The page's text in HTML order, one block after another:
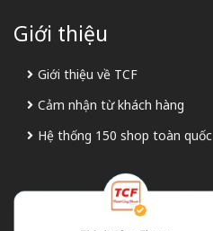
Giới thiệu
Giới thiệu về TCF
Cảm nhận từ khách hàng
Hệ thống 150 shop toàn quốc